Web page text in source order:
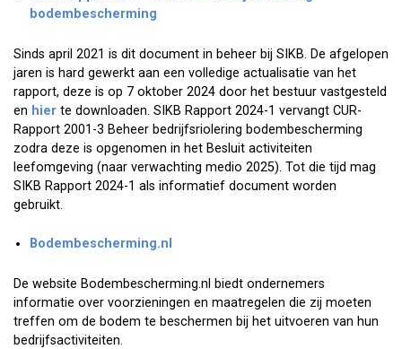
bodembescherming
Sinds april 2021 is dit document in beheer bij SIKB. De afgelopen
jaren is hard gewerkt aan een volledige actualisatie van het
rapport, deze is op 7 oktober 2024 door het bestuur vastgesteld
en hier te downloaden. SIKB Rapport 2024-1 vervangt CUR-
Rapport 2001-3 Beheer bedrijfsriolering bodembescherming
zodra deze is opgenomen in het Besluit activiteiten
leefomgeving (naar verwachting medio 2025). Tot die tijd mag
SIKB Rapport 2024-1 als informatief document worden
gebruikt.
Bodembescherming.nl
De website Bodembescherming.nl biedt ondernemers
informatie over voorzieningen en maatregelen die zij moeten
treffen om de bodem te beschermen bij het uitvoeren van hun
bedrijfsactiviteiten.